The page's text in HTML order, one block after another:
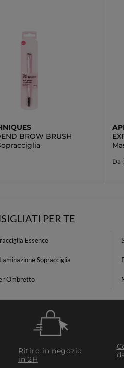
BROW BRUSH
Da
PER TE
Essence
Sopracciglia
Ombretto
Ritiro in negozio
in 2H